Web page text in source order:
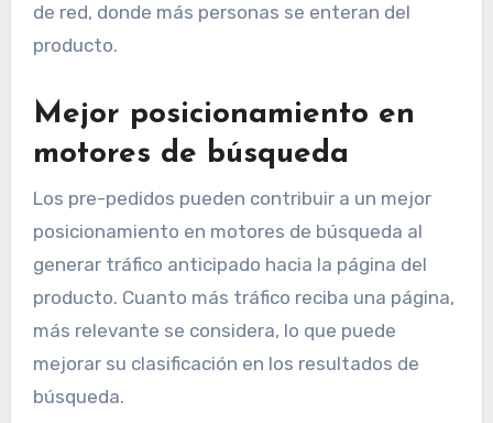
de red, donde más personas se enteran del
producto.
Mejor posicionamiento en
motores de búsqueda
Los pre-pedidos pueden contribuir a un mejor
posicionamiento en motores de búsqueda al
generar tráfico anticipado hacia la página del
producto. Cuanto más tráfico reciba una página,
más relevante se considera, lo que puede
mejorar su clasificación en los resultados de
búsqueda.